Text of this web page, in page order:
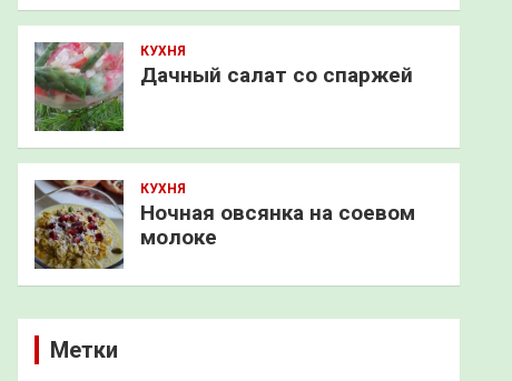
КУХНЯ
Дачный салат со спаржей
КУХНЯ
Ночная овсянка на соевом
молоке
Метки